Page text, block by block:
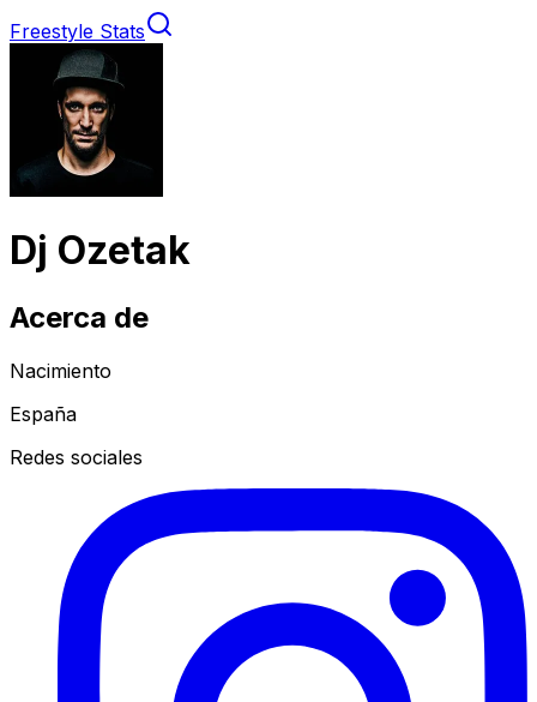
Freestyle Stats
Dj Ozetak
Acerca de
Nacimiento
España
Redes sociales